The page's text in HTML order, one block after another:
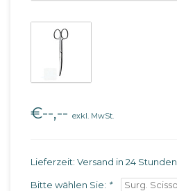
€--,-- exkl. MwSt.
Lieferzeit: Versand in 24 Stunden
Bitte wählen Sie: *